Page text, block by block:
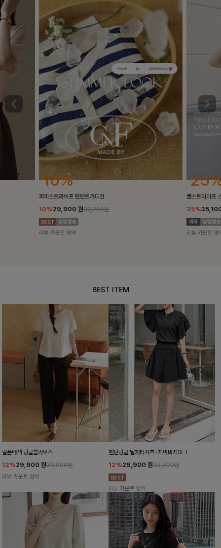
25%
밴스트라이프 스트링원피스
25%35,100 원46,800원
리뷰 카운트 영역
10%
[5천장돌파/
10%
리뷰 카운트 영
BEST ITEM
릴픈배색 링클블라우스
12%29,900 원33,900원
리뷰 카운트 영역
헨틴링클 날개티셔츠+치마바지SET
12%29,900 원33,900원
리뷰 카운트 영역